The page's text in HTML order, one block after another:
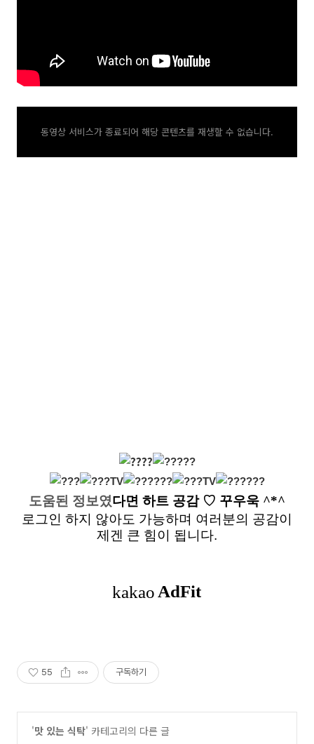
동영상 서비스가 종료되어 해당 콘텐츠를 재생할 수 없습니다.
도움된 정보였다면 하트 공감 ♡ 꾸우욱 ^*^
로그인 하지 않아도 가능하며 여러분의 공감이
제겐 큰 힘이 됩니다.
55 구독하기
'맛 있는 식탁' 카테고리의 다른 글